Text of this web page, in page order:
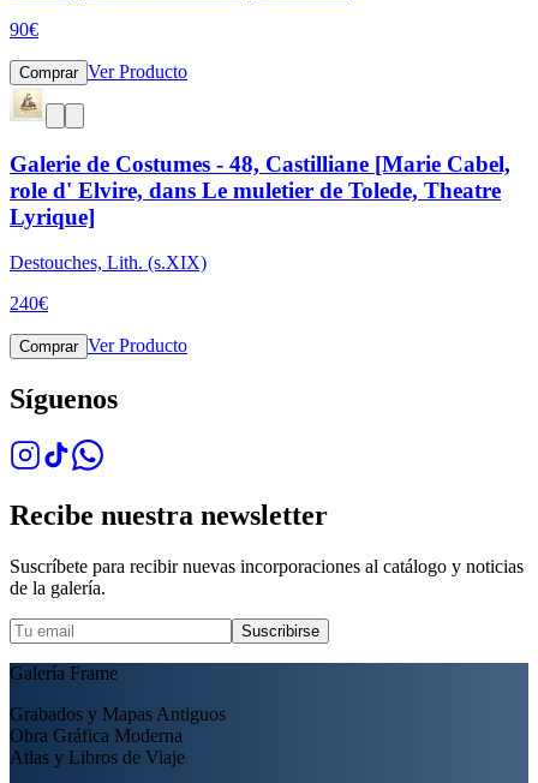
90€
Comprar Ver Producto
Galerie de Costumes - 48, Castilliane [Marie Cabel,
role d' Elvire, dans Le muletier de Tolede, Theatre
Lyrique]
Destouches, Lith. (s.XIX)
240€
Comprar Ver Producto
Síguenos
Recibe nuestra newsletter
Suscríbete para recibir nuevas incorporaciones al catálogo y noticias
de la galería.
Suscribirse
Galería Frame
Grabados y Mapas Antiguos
Obra Gráfica Moderna
Atlas y Libros de Viaje